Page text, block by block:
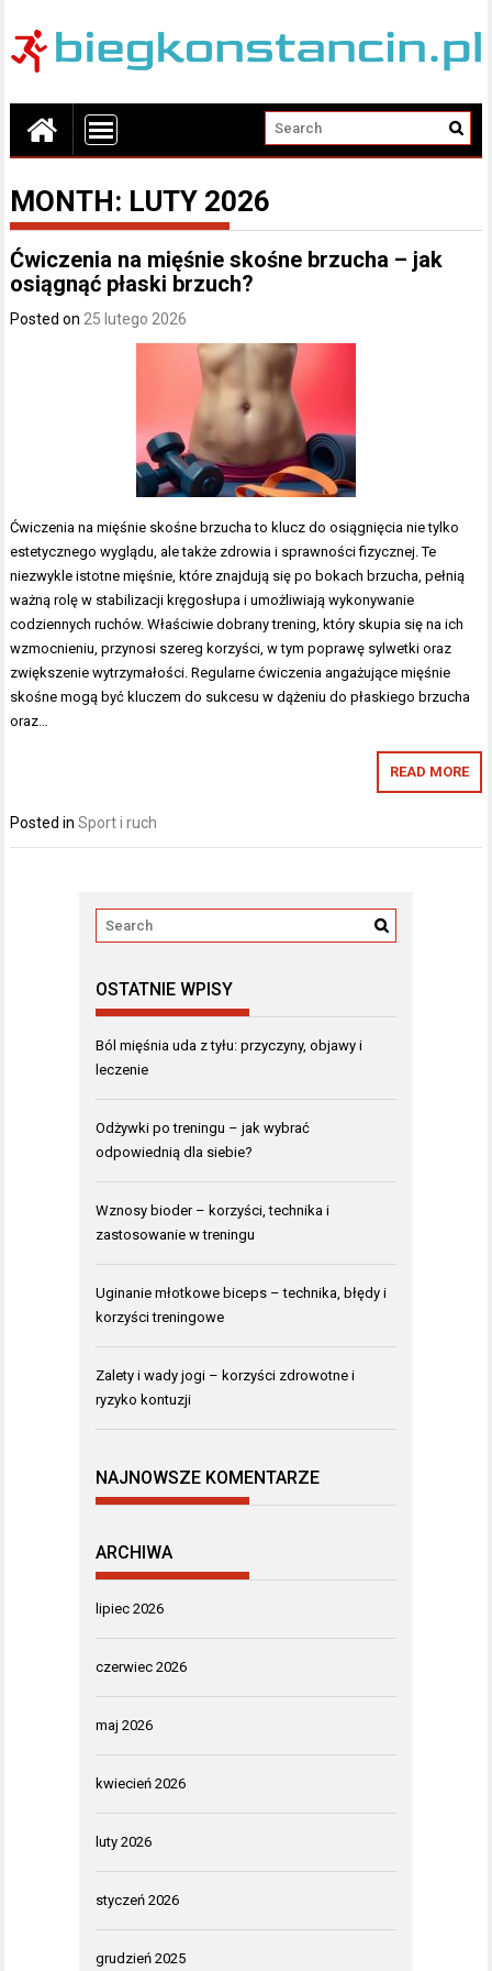
MONTH: LUTY 2026
Ćwiczenia na mięśnie skośne brzucha – jak
osiągnąć płaski brzuch?
Posted on 25 lutego 2026
Ćwiczenia na mięśnie skośne brzucha to klucz do osiągnięcia nie tylko
estetycznego wyglądu, ale także zdrowia i sprawności fizycznej. Te
niezwykle istotne mięśnie, które znajdują się po bokach brzucha, pełnią
ważną rolę w stabilizacji kręgosłupa i umożliwiają wykonywanie
codziennych ruchów. Właściwie dobrany trening, który skupia się na ich
wzmocnieniu, przynosi szereg korzyści, w tym poprawę sylwetki oraz
zwiększenie wytrzymałości. Regularne ćwiczenia angażujące mięśnie
skośne mogą być kluczem do sukcesu w dążeniu do płaskiego brzucha
oraz…
READ MORE
Posted inSport i ruch
OSTATNIE WPISY
Ból mięśnia uda z tyłu: przyczyny, objawy i
leczenie
Odżywki po treningu – jak wybrać
odpowiednią dla siebie?
Wznosy bioder – korzyści, technika i
zastosowanie w treningu
Uginanie młotkowe biceps – technika, błędy i
korzyści treningowe
Zalety i wady jogi – korzyści zdrowotne i
ryzyko kontuzji
NAJNOWSZE KOMENTARZE
ARCHIWA
lipiec 2026
czerwiec 2026
maj 2026
kwiecień 2026
luty 2026
styczeń 2026
grudzień 2025